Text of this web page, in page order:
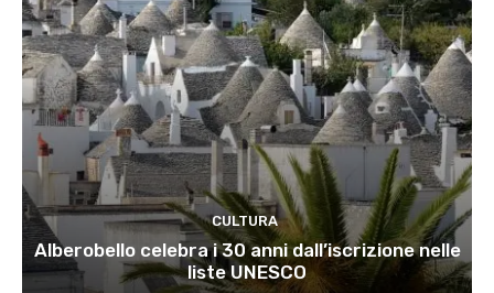
CULTURA
Alberobello celebra i 30 anni dall’iscrizione nelle
liste UNESCO